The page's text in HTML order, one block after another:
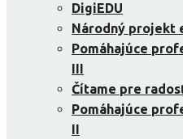
DigiEDU
Národný projekt
Pomáhajúce
III
Čítame pre
Pomáhajúce
II